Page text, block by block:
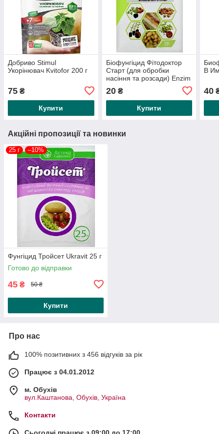
Добриво Stimul
Укорінювач Kvitofor 200 г
75 ₴
Купити
Біофунгіцид Фітодоктор
Старт (для обробки
насіння та розсади) Enzim
20₴
Купити
В
40
Акційні пропозиції та новинки
25 г –10%
Фунгіцид Тройсет Ukravit 25 г
Готово до відправки
45 ₴ 50 ₴
Купити
Про нас
100% позитивних з 456 відгуків за рік
Працює з 04.01.2012
м. Обухів
вул.Каштанова, Обухів, Україна
Контакти